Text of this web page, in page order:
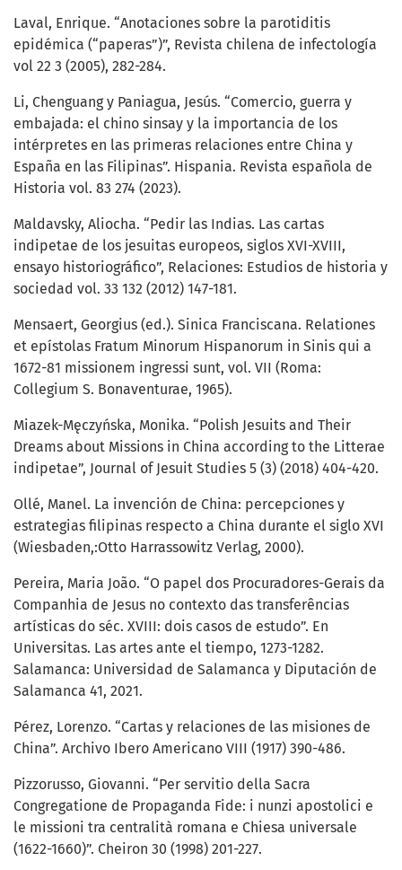
Laval, Enrique. “Anotaciones sobre la parotiditis
epidémica (“paperas”)”, Revista chilena de infectología
vol 22 3 (2005), 282-284.
Li, Chenguang y Paniagua, Jesús. “Comercio, guerra y
embajada: el chino sinsay y la importancia de los
intérpretes en las primeras relaciones entre China y
España en las Filipinas”. Hispania. Revista española de
Historia vol. 83 274 (2023).
Maldavsky, Aliocha. “Pedir las Indias. Las cartas
indipetae de los jesuitas europeos, siglos XVI-XVIII,
ensayo historiográfico”, Relaciones: Estudios de historia y
sociedad vol. 33 132 (2012) 147-181.
Mensaert, Georgius (ed.). Sinica Franciscana. Relationes
et epístolas Fratum Minorum Hispanorum in Sinis qui a
1672-81 missionem ingressi sunt, vol. VII (Roma:
Collegium S. Bonaventurae, 1965).
Miazek-Męczyńska, Monika. “Polish Jesuits and Their
Dreams about Missions in China according to the Litterae
indipetae”, Journal of Jesuit Studies 5 (3) (2018) 404-420.
Ollé, Manel. La invención de China: percepciones y
estrategias filipinas respecto a China durante el siglo XVI
(Wiesbaden,:Otto Harrassowitz Verlag, 2000).
Pereira, Maria João. “O papel dos Procuradores-Gerais da
Companhia de Jesus no contexto das transferências
artísticas do séc. XVIII: dois casos de estudo”. En
Universitas. Las artes ante el tiempo, 1273-1282.
Salamanca: Universidad de Salamanca y Diputación de
Salamanca 41, 2021.
Pérez, Lorenzo. “Cartas y relaciones de las misiones de
China”. Archivo Ibero Americano VIII (1917) 390-486.
Pizzorusso, Giovanni. “Per servitio della Sacra
Congregatione de Propaganda Fide: i nunzi apostolici e
le missioni tra centralità romana e Chiesa universale
(1622-1660)”. Cheiron 30 (1998) 201-227.